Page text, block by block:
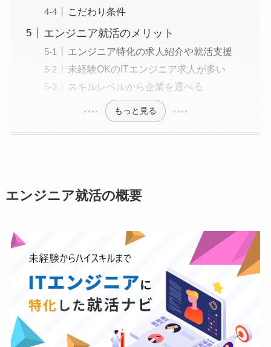
こだわり条件
エンジニア就活のメリット
エンジニア特化の求人紹介や就活支援
未経験OKのITエンジニア求人が多い
スキルレベルから企業を選べる
もっと見る
エンジニア就活の概要